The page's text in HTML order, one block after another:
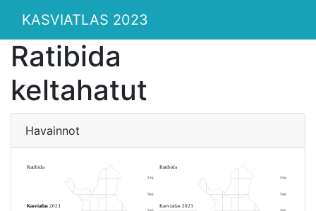
KASVIATLAS 2023
Ratibida
keltahatut
Havainnot